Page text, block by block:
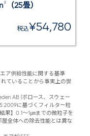
2 （25畳）
税込¥54,780
ア供給性能に関する基準
ていることから事実上の世
AB (ボロース、スウェー
に基づくフィルター粒
果】0.1～1㎛までの微粒子を
屋全体への除去性能とは異な